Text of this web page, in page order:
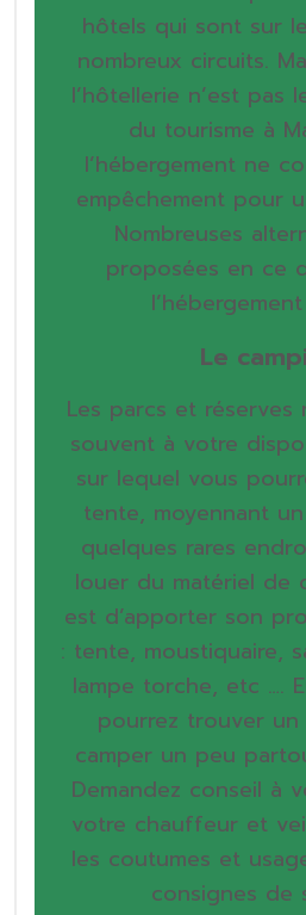
hôtels qui sont sur
nombreux circuits.
l’hôtellerie n’est
du tourisme à
l’hébergement ne
empêchement pour
Nombreuses
proposées en ce
Le
Les parcs et réserves
souvent à votre
sur lequel vous
tente, moyennant
quelques rares
louer du matériel de
est d’apporter son
: tente, moustiquaire,
lampe torche, etc ….
pourrez trouver
camper un peu
Demandez conseil à
votre chauffeur et
les coutumes et
consignes de